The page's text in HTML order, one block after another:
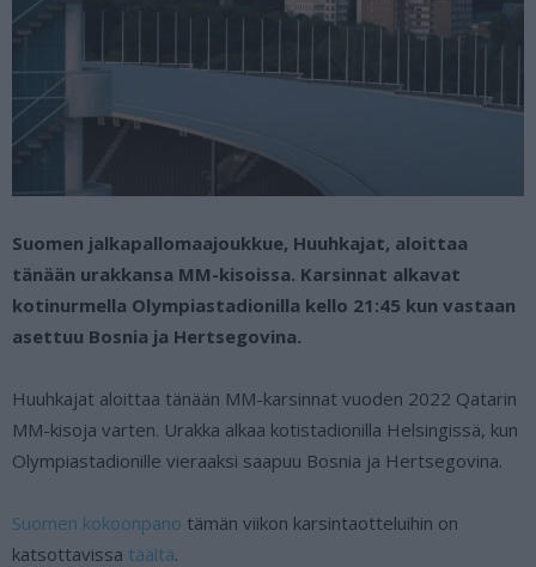
Suomen jalkapallomaajoukkue, Huuhkajat, aloittaa
tänään urakkansa MM-kisoissa. Karsinnat alkavat
kotinurmella Olympiastadionilla kello 21:45 kun vastaan
asettuu Bosnia ja Hertsegovina.
Huuhkajat aloittaa tänään MM-karsinnat vuoden 2022 Qatarin
MM-kisoja varten. Urakka alkaa kotistadionilla Helsingissä, kun
Olympiastadionille vieraaksi saapuu Bosnia ja Hertsegovina.
Suomen kokoonpano tämän viikon karsintaotteluihin on
katsottavissa täältä.